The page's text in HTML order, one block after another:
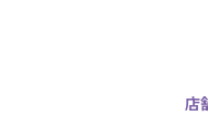
店